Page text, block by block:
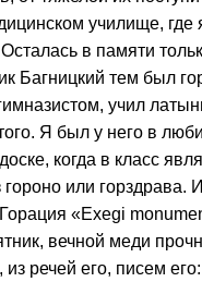
училище, где
в памяти
Багницкий тем был
учил
Я был у него в
когда в класс
или горздрава.
«Exegi
вечной меди
из речей его, писем